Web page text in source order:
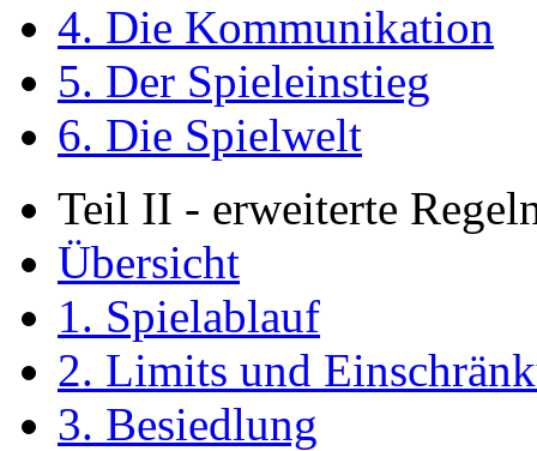
4. Die Kommunikation
5. Der Spieleinstieg
6. Die Spielwelt
Teil II - erweiterte
Übersicht
1. Spielablauf
2. Limits und
3. Besiedlung